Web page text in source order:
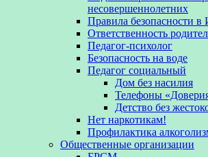
несовершеннолетних
Правила безопасности в
Ответственность
Педагог-психолог
Безопасность на воде
Педагог социальный
Дом без насилия
Телефоны
Детство без
Нет наркотикам!
Профилактика
Общественные организации